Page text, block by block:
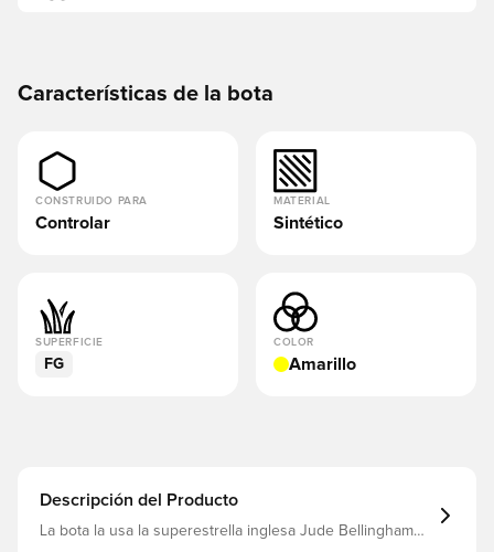
Características de la bota
CONSTRUIDO PARA
Controlar
MATERIAL
Sintético
SUPERFICIE
FG
COLOR
Amarillo
Descripción del Producto
La bota la usa la superestrella inglesa Jude Bellingham